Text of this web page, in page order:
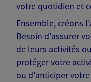
votre quotidien et
Ensemble, créons
Besoin d'assurer
de leurs activités
protéger votre
ou d'anticiper